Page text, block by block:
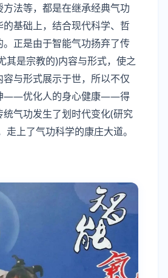
法等，都是在继承经典气功
的基础上，结合现代科学、哲
。正是由于智能气功扬弃了传
其是宗教的)内容与形式，使之
与形式展示于世，所以不仅
——优化人的身心健康——得
气功发生了划时代变化(研究
走上了气功科学的康庄大道。